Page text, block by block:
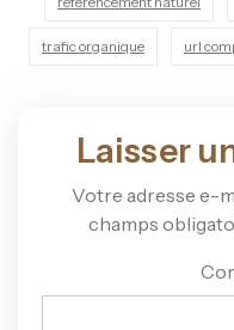
trafic organique url
Laisser
Votre adresse e-
champs